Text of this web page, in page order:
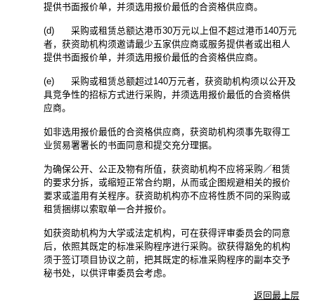
提供书面报价单，并须选用报价最低的合资格供应商。
(d) 采购或租赁总额达港币30万元以上但不超过港币140万元
者，获资助机构须邀请最少五家供应商或服务提供者或出租人
提供书面报价单，并须选用报价最低的合资格供应商。
(e) 采购或租赁总额超过140万元者，获资助机构须以公开及
具竞争性的招标方式进行采购，并须选用报价最低的合资格供
应商。
如非选用报价最低的合资格供应商，获资助机构须事先取得工
业贸易署署长的书面同意和提交充分理据。
为确保公开、公正及物有所值，获资助机构不应将采购／租赁
的要求分拆，或缩短正常合约期，从而或企图规避相关的报价
要求或滥用有关程序。获资助机构亦不应将性质不同的采购或
租赁捆绑以索取单一合并报价。
如获资助机构为大学或法定机构，可在获得评审委员会的同意
后，依照其既定的标准采购程序进行采购。欲获得豁免的机构
须于签订项目协议之前，把其既定的标准采购程序的副本交予
秘书处，以供评审委员会考虑。
返回最上层